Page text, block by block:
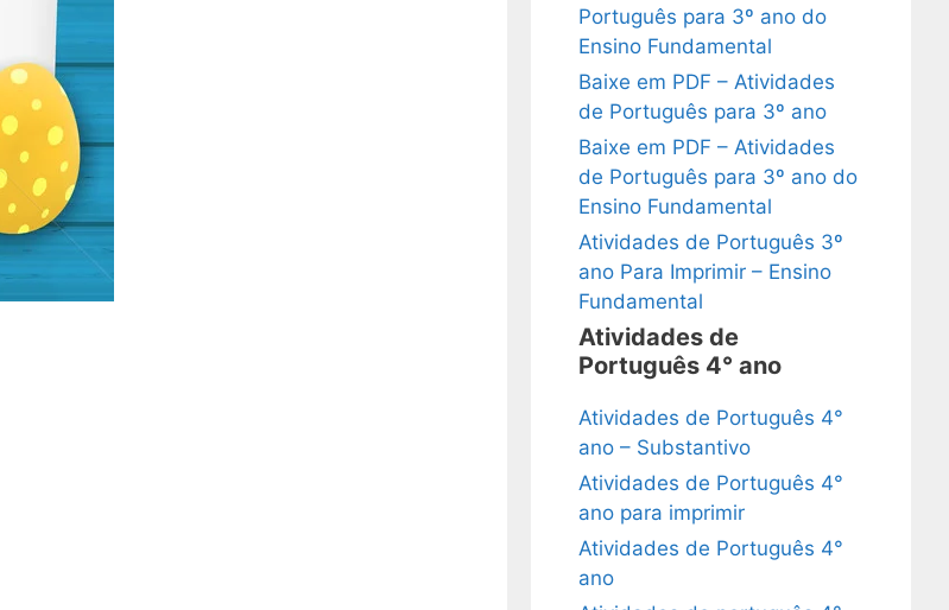
Português para 3º ano do
Ensino Fundamental
Baixe em PDF – Atividades
de Português para 3º ano
Baixe em PDF – Atividades
de Português para 3º ano do
Ensino Fundamental
Atividades de Português 3º
ano Para Imprimir – Ensino
Fundamental
Atividades de
Português 4° ano
Atividades de Português 4°
ano – Substantivo
Atividades de Português 4°
ano para imprimir
Atividades de Português 4°
ano